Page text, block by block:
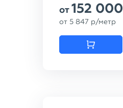
от152 000
от 5 847 p/метр